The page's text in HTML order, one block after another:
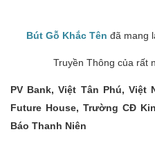
Bút Gỗ Khắc Tên đã mang
Truyền Thông của rất
PV Bank, Việt Tân Phú, Việt
Future House, Trường CĐ
Báo Thanh Niên